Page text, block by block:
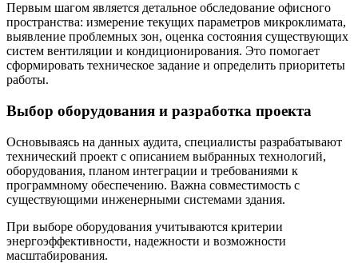
Первым шагом является детальное обследование офисного
пространства: измерение текущих параметров микроклимата,
выявление проблемных зон, оценка состояния существующих
систем вентиляции и кондиционирования. Это помогает
сформировать техническое задание и определить приоритеты
работы.
Выбор оборудования и разработка проекта
Основываясь на данных аудита, специалисты разрабатывают
технический проект с описанием выбранных технологий,
оборудования, планом интеграции и требованиями к
программному обеспечению. Важна совместимость с
существующими инженерными системами здания.
При выборе оборудования учитываются критерии
энергоэффективности, надежности и возможности
масштабирования.